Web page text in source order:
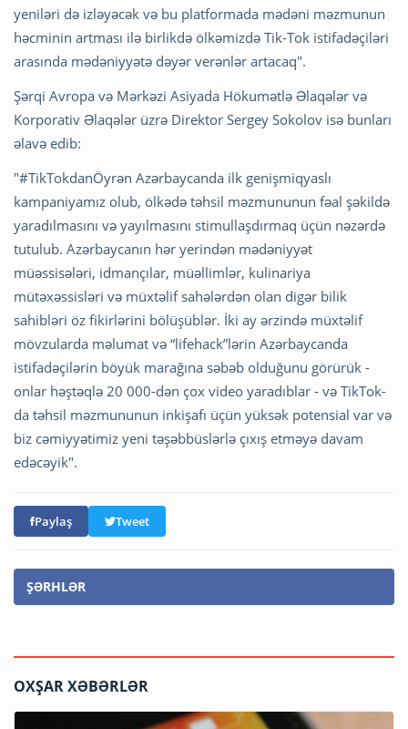
yeniləri də izləyəcək və bu platformada mədəni məzmunun
həcminin artması ilə birlikdə ölkəmizdə Tik-Tok istifadəçiləri
arasında mədəniyyətə dəyər verənlər artacaq".
Şərqi Avropa və Mərkəzi Asiyada Hökumətlə Əlaqələr və
Korporativ Əlaqələr üzrə Direktor Sergey Sokolov isə bunları
əlavə edib:
"#TikTokdanÖyrən Azərbaycanda ilk genişmiqyaslı
kampaniyamız olub, ölkədə təhsil məzmununun fəal şəkildə
yaradılmasını və yayılmasını stimullaşdırmaq üçün nəzərdə
tutulub. Azərbaycanın hər yerindən mədəniyyət
müəssisələri, idmançılar, müəllimlər, kulinariya
mütəxəssisləri və müxtəlif sahələrdən olan digər bilik
sahibləri öz fikirlərini bölüşüblər. İki ay ərzində müxtəlif
mövzularda məlumat və “lifehack”lərin Azərbaycanda
istifadəçilərin böyük marağına səbəb olduğunu görürük -
onlar həştəqlə 20 000-dən çox video yaradıblar - və TikTok-
da təhsil məzmununun inkişafı üçün yüksək potensial var və
biz cəmiyyətimiz yeni təşəbbüslərlə çıxış etməyə davam
edəcəyik".
Paylaş Tweet
ŞƏRHLƏR
OXŞAR XƏBƏRLƏR